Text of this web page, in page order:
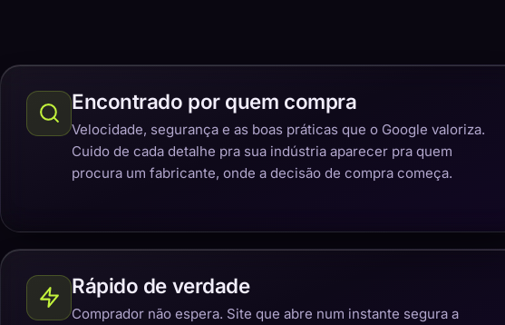
Encontrado por quem compra
Velocidade, segurança e as boas práticas que o Google valoriza.
Cuido de cada detalhe pra sua indústria aparecer pra quem
procura um fabricante, onde a decisão de compra começa.
Rápido de verdade
Comprador não espera. Site que abre num instante segura a